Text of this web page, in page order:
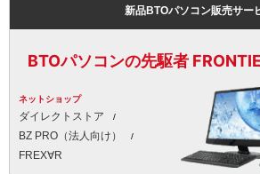
新品BTOパソコン販売サー
BTOパソコンの先駆者
ネットショップ
ダイレクトストア
BZ PRO（法人向け）
FREX∀R